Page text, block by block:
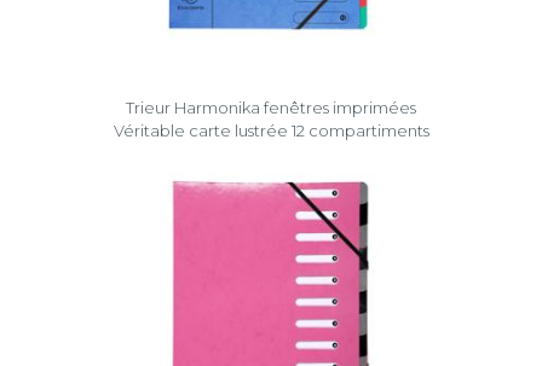
Trieur Harmonika fenêtres imprimées
Véritable carte lustrée 12 compartiments